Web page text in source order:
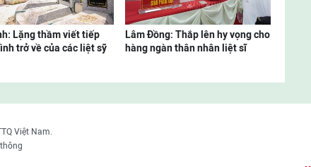
Lặng thầm viết tiếp
trở về của các liệt sỹ
Lâm Đồng: Thắp lên hy vọng cho
hàng ngàn thân nhân liệt sĩ
Việt Nam.